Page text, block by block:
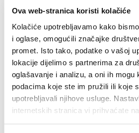
Ova web-stranica koristi kolačiće
Kolačiće upotrebljavamo kako
i oglase, omogućili značajke
promet. Isto tako, podatke o vašoj
lokacije dijelimo s partnerima za
oglašavanje i analizu, a oni ih mogu
podacima koje ste im pružili ili koje
upotrebljavali njihove usluge.
internetskih stranica vi prihvaćate
Pošalji poruku
E-mail
+31 20 3121 106